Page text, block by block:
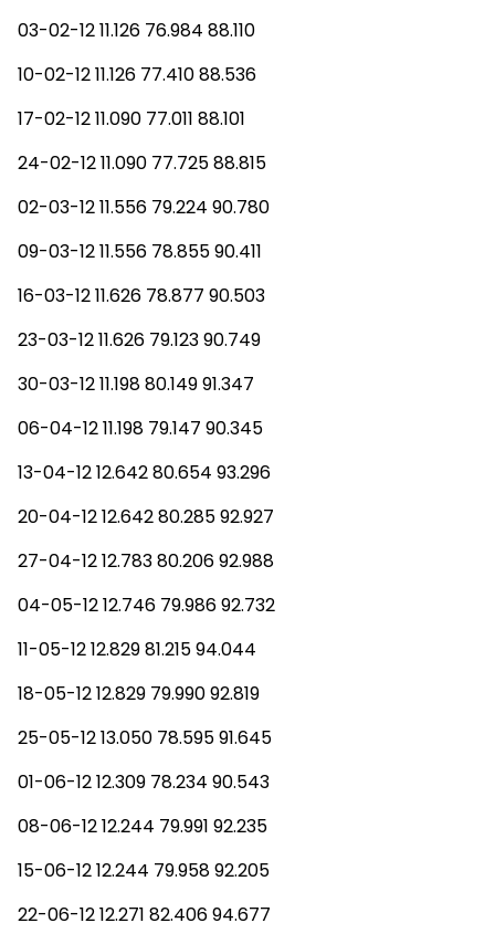
03-02-12 11.126 76.984 88.110
10-02-12 11.126 77.410 88.536
17-02-12 11.090 77.011 88.101
24-02-12 11.090 77.725 88.815
02-03-12 11.556 79.224 90.780
09-03-12 11.556 78.855 90.411
16-03-12 11.626 78.877 90.503
23-03-12 11.626 79.123 90.749
30-03-12 11.198 80.149 91.347
06-04-12 11.198 79.147 90.345
13-04-12 12.642 80.654 93.296
20-04-12 12.642 80.285 92.927
27-04-12 12.783 80.206 92.988
04-05-12 12.746 79.986 92.732
11-05-12 12.829 81.215 94.044
18-05-12 12.829 79.990 92.819
25-05-12 13.050 78.595 91.645
01-06-12 12.309 78.234 90.543
08-06-12 12.244 79.991 92.235
15-06-12 12.244 79.958 92.205
22-06-12 12.271 82.406 94.677